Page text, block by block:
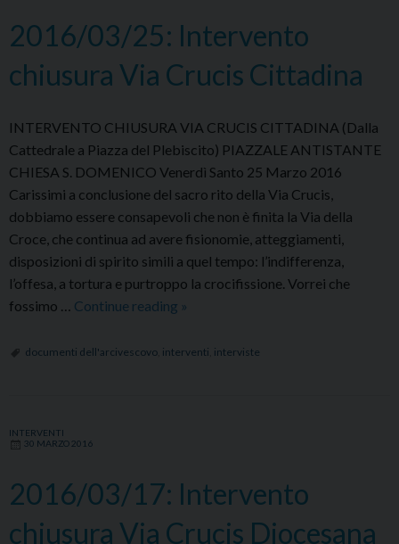
la
2016/03/25: Intervento
chiusura Via Crucis Cittadina
INTERVENTO CHIUSURA VIA CRUCIS CITTADINA (Dalla
Cattedrale a Piazza del Plebiscito) PIAZZALE ANTISTANTE
CHIESA S. DOMENICO Venerdì Santo 25 Marzo 2016
Carissimi a conclusione del sacro rito della Via Crucis,
dobbiamo essere consapevoli che non è finita la Via della
Croce, che continua ad avere fisionomie, atteggiamenti,
disposizioni di spirito simili a quel tempo: l’indifferenza,
l’offesa, a tortura e purtroppo la crocifissione. Vorrei che
fossimo … Continue reading 2016/03/25:
chiusura
»
documenti dell'arcivescovo interventi interviste
INTERVENTI
30 MARZO 2016
2016/03/17: Intervento
chiusura Via Crucis Diocesana